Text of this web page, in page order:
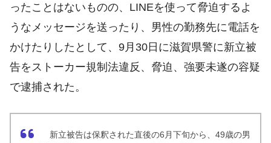
ったことはないものの、LINEを使って脅迫するよ
うなメッセージを送ったり、男性の勤務先に電話を
かけたりしたとして、9月30日に滋賀県警に新立被
告をストーカー規制法違反、脅迫、強要未遂の容疑
で逮捕された。
新立被告は保釈された直後の6月下旬から、49歳の男